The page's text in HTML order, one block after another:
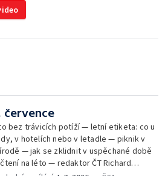
července
bez trávicích potíží — letní etiketa: co u
v hotelích nebo v letadle — piknik v
— jak se zklidnit v uspěchané době
na léto — redaktor ČT Richard